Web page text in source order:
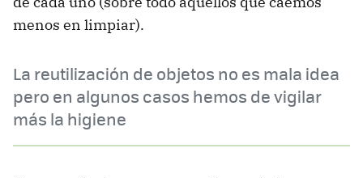
menos en limpiar).
La reutilización de objetos no es mala idea
pero en algunos casos hemos de vigilar
más la higiene